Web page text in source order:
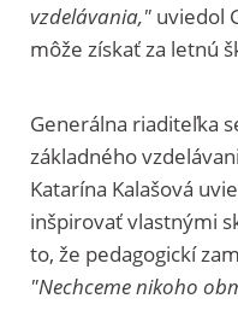
vzdelávania," uviedol
môže získať za letnú
Generálna riaditeľka
základného
Katarína Kalašová
inšpirovať vlastnými
to, že pedagogickí
"Nechceme nikoho